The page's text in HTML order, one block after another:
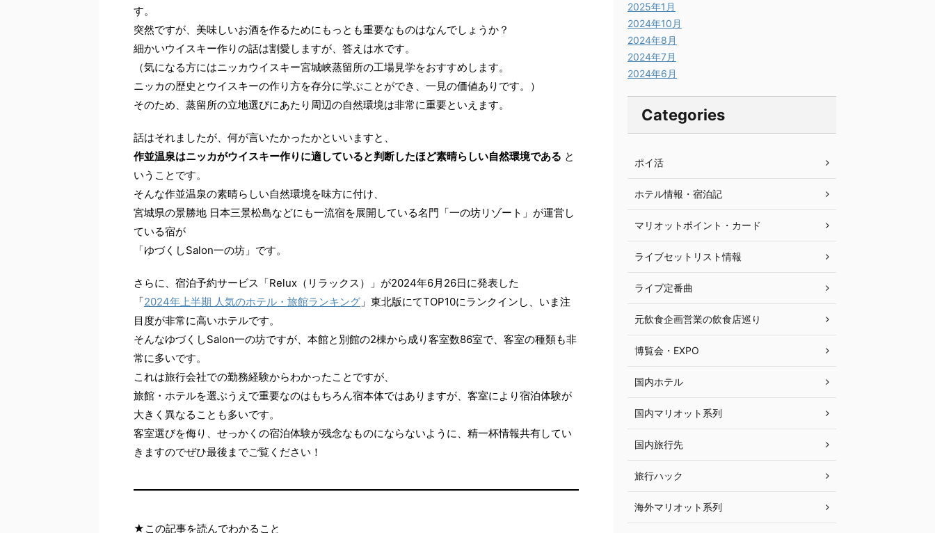
す。
突然ですが、美味しいお酒を作るためにもっとも重要なものはなんでしょうか？
細かいウイスキー作りの話は割愛しますが、答えは水です。
（気になる方にはニッカウイスキー宮城峡蒸留所の工場見学をおすすめします。
ニッカの歴史とウイスキーの作り方を存分に学ぶことができ、一見の価値ありです。）
そのため、蒸留所の立地選びにあたり周辺の自然環境は非常に重要といえます。
話はそれましたが、何が言いたかったかといいますと、
作並温泉はニッカがウイスキー作りに適していると判断したほど素晴らしい自然環境である と
いうことです。
そんな作並温泉の素晴らしい自然環境を味方に付け、
宮城県の景勝地 日本三景松島などにも一流宿を展開している名門「一の坊リゾート」が運営し
ている宿が
「ゆづくしSalon一の坊」です。
さらに、宿泊予約サービス「Relux（リラックス）」が2024年6月26日に発表した
「2024年上半期 人気のホテル・旅館ランキング 」東北版にてTOP10にランクインし、いま注
目度が非常に高いホテルです。
そんなゆづくしSalon一の坊ですが、本館と別館の2棟から成り客室数86室で、客室の種類も非
常に多いです。
これは旅行会社での勤務経験からわかったことですが、
旅館・ホテルを選ぶうえで重要なのはもちろん宿本体ではありますが、客室により宿泊体験が
大きく異なることも多いです。
客室選びを侮り、せっかくの宿泊体験が残念なものにならないように、精一杯情報共有してい
きますのでぜひ最後までご覧ください！
★この記事を読んでわかること
2025年1月
2024年10月
2024年8月
2024年7月
2024年6月
Categories
ポイ活
ホテル情報・宿泊記
マリオットポイント・カード
ライブセットリスト情報
ライブ定番曲
元飲食企画営業の飲食店巡り
博覧会・EXPO
国内ホテル
国内マリオット系列
国内旅行先
旅行ハック
海外マリオット系列